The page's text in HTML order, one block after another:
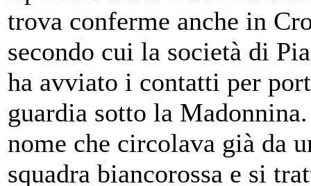
trova conferme anche in
secondo cui la società di
ha avviato i contatti per
guardia sotto la Madonnina.
nome che circolava già da
squadra biancorossa e si